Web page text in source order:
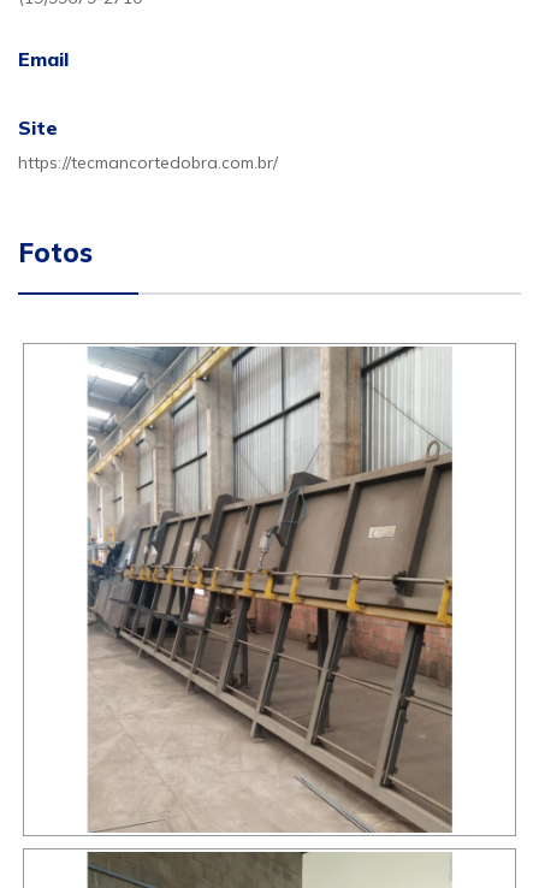
Email
Site
https://tecmancortedobra.com.br/
Fotos